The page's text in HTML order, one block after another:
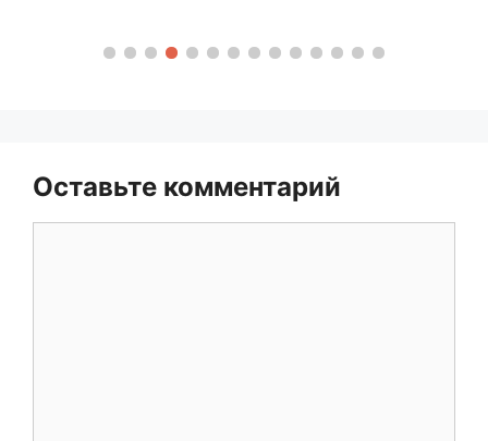
Оставьте комментарий